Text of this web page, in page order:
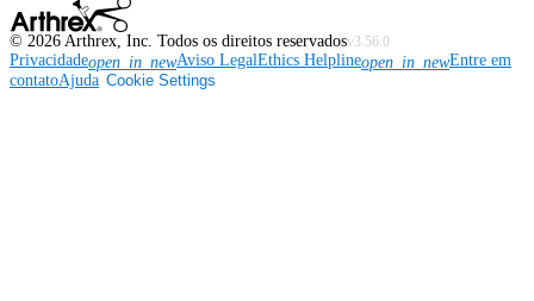
© 2026 Arthrex, Inc. Todos os direitos reservadosv3.56.0
Privacidadeopen_in_newAviso LegalEthics Helplineopen_in_newEntre em
contatoAjuda Cookie Settings